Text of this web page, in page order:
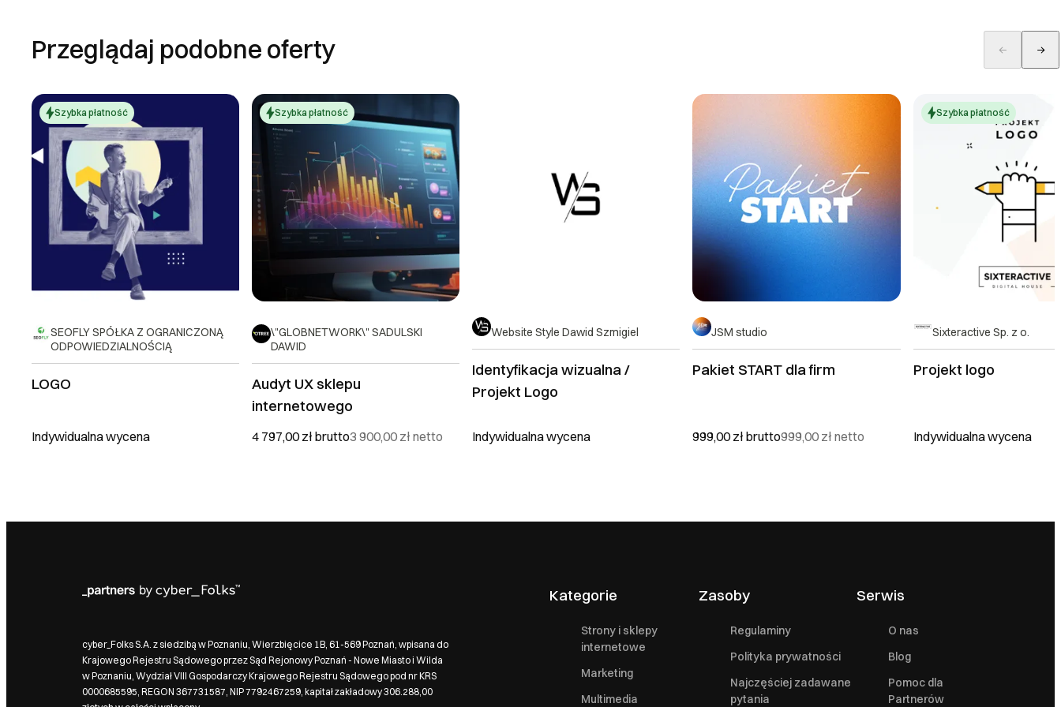
Przeglądaj podobne oferty
Szybka płatność
SEOFLY SPÓŁKA Z OGRANICZONĄ
ODPOWIEDZIALNOŚCIĄ
LOGO
Indywidualna wycena
Szybka płatność
\"GLOBNETWORK\" SADULSKI
DAWID
Audyt UX sklepu
internetowego
4 797,00 złbrutto3 900,00 złnetto
Website Style Dawid Szmigiel
Identyfikacja wizualna /
Projekt Logo
Indywidualna wycena
JSM studio
Pakiet START dla firm
999,00 złbrutto999,00 złnetto
Szybka płatność
Sixteractive Sp. z o.
Projekt logo
Indywidualna wycena
cyber_Folks S.A. z siedzibą w Poznaniu, Wierzbięcice 1B, 61-569 Poznań, wpisana do
Krajowego Rejestru Sądowego przez Sąd Rejonowy Poznań - Nowe Miasto i Wilda
w Poznaniu, Wydział VIII Gospodarczy Krajowego Rejestru Sądowego pod nr KRS
0000685595, REGON 367731587, NIP 7792467259, kapitał zakładowy 306.288,00
Kategorie
Strony i sklepy
internetowe
Marketing
Multimedia
Zasoby
Regulaminy
Polityka prywatności
Najczęściej zadawane
pytania
Serwis
O nas
Blog
Pomoc dla
Partnerów